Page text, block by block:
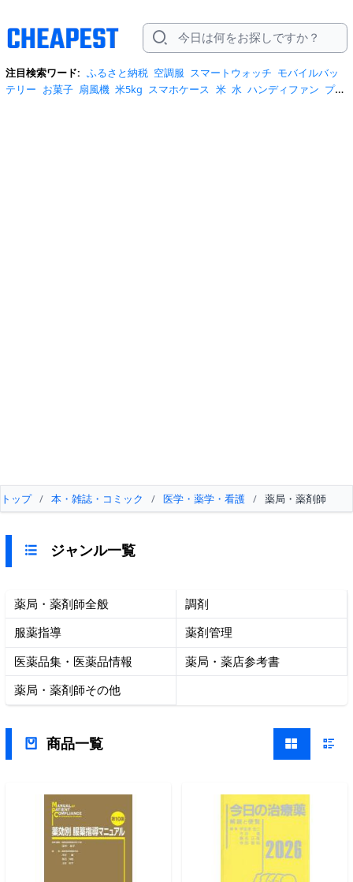
注目検索ワード: ふるさと納税 空調服 スマートウォッチ モバイルバッ
テリー お菓子 扇風機 米5kg スマホケース 米 水 ハンディファン プロ
トップ / 本・雑誌・コミック / 医学・薬学・看護 / 薬局・薬剤師
ジャンル一覧
薬局・薬剤師全般
調剤
服薬指導
薬剤管理
医薬品集・医薬品情報
薬局・薬店参考書
薬局・薬剤師その他
商品一覧